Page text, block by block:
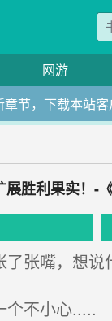
网游
章节，下载本站
胜利果实！-
张嘴，想说
不小心.....